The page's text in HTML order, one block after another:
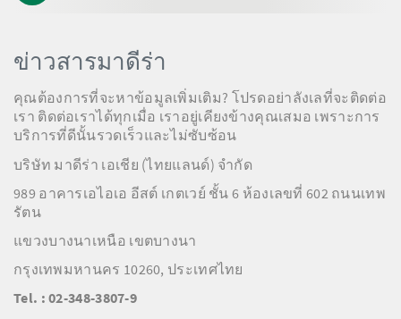
ข่าวสารมาดีร่า
คุณต้องการที่จะหาข้อมูลเพิ่มเติม? โปรดอย่าลังเลที่จะติดต่อ
เรา ติดต่อเราได้ทุกเมื่อ เราอยู่เคียงข้างคุณเสมอ เพราะการ
บริการที่ดีนั้นรวดเร็วและไม่ซับซ้อน
บริษัท มาดีร่า เอเชีย (ไทยแลนด์) จำกัด
989 อาคารเอไอเอ อีสต์ เกตเวย์ ชั้น 6 ห้องเลขที่ 602 ถนนเทพ
รัตน
แขวงบางนาเหนือ เขตบางนา
กรุงเทพมหานคร 10260, ประเทศไทย
Tel. : 02-348-3807-9